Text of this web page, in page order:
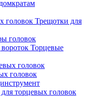
Трещотки для
головок
Торцевые
головок